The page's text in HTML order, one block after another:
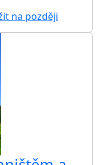
na později